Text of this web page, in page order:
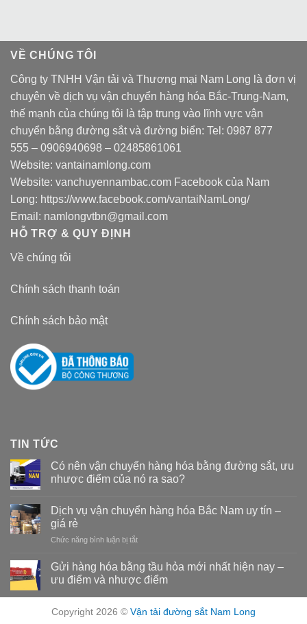
VỀ CHÚNG TÔI
Công ty TNHH Vận tải và Thương mại Nam Long là đơn vị
chuyên về dịch vụ vận chuyển hàng hóa Bắc-Trung-Nam,
thế mạnh của chúng tôi là tập trung vào lĩnh vực vận
chuyển bằng đường sắt và đường biển: Tel: 0987 877
555 – 0906940698 – 02485861061
Website: vantainamlong.com
Website: vanchuyennambac.com Facebook của Nam
Long: https://www.facebook.com/vantaiNamLong/
Email: namlongvtbn@gmail.com
HỖ TRỢ & QUY ĐỊNH
Về chúng tôi
Chính sách thanh toán
Chính sách bảo mật
TIN TỨC
Có nên vận chuyển hàng hóa bằng đường sắt, ưu
nhược điểm của nó ra sao?
Dịch vụ vận chuyển hàng hóa Bắc Nam uy tín –
giá rẻ
Chức năng bình luận bị tắt
vụ
vận
hàng
hóa
Gửi hàng hóa bằng tầu hỏa mới nhất hiện nay –
ưu điểm và nhược điểm
Copyright 2026 © Vận tải đường sắt Nam Long